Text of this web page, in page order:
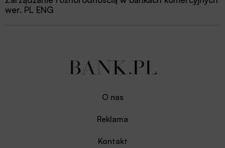
wer. PL ENG
O nas
Reklama
Kontakt